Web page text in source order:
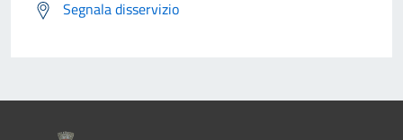
Segnala disservizio